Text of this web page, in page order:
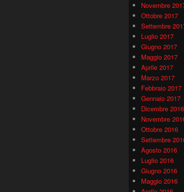
Novembre
Ottobre 2017
Settembre
Luglio 2017
Giugno 2017
Maggio 2017
Aprile 2017
Marzo 2017
Febbraio 2017
Gennaio 2017
Dicembre 2016
Novembre
Ottobre 2016
Settembre
Agosto 2016
Luglio 2016
Giugno 2016
Maggio 2016